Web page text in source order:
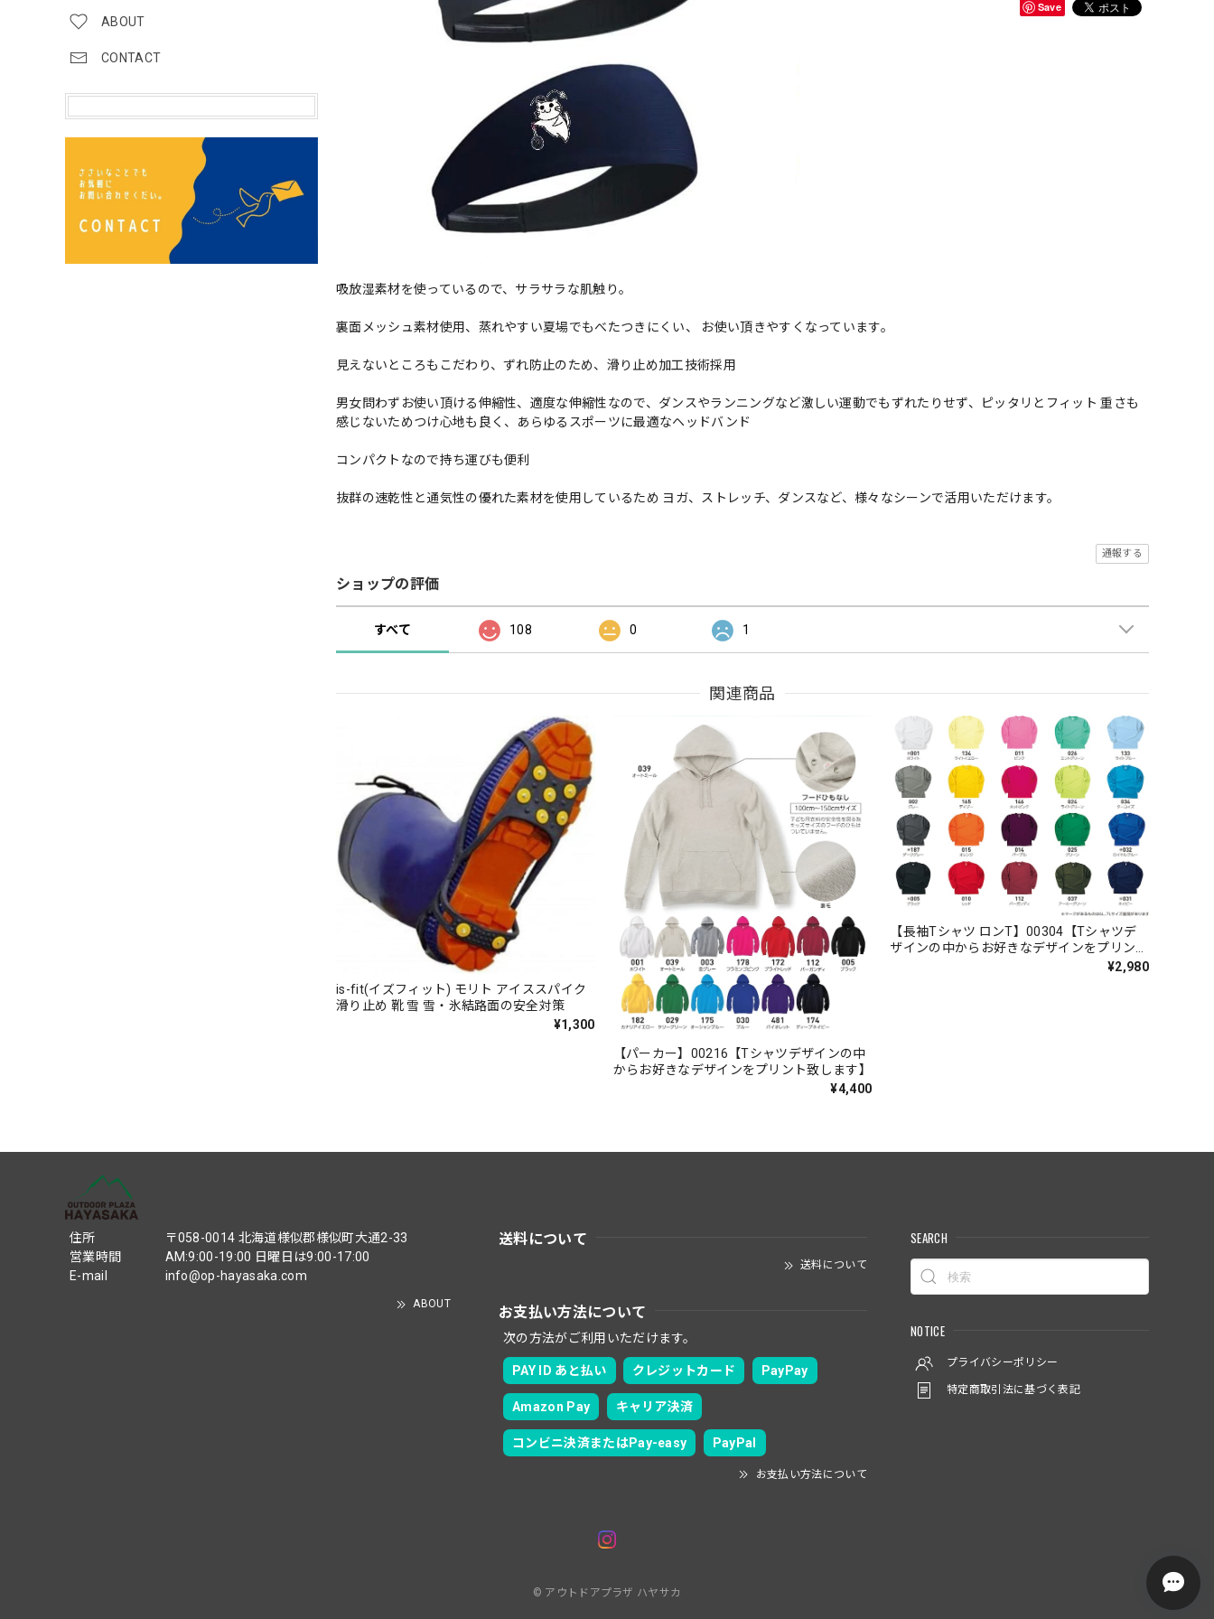
ABOUT
CONTACT
Save
吸放湿素材を使っているので、サラサラな肌触り。
裏面メッシュ素材使用、蒸れやすい夏場でもべたつきにくい、 お使い頂きやすくなっています。
見えないところもこだわり、ずれ防止のため、滑り止め加工技術採用
男女問わずお使い頂ける伸縮性、適度な伸縮性なので、ダンスやランニングなど激しい運動でもずれたりせず、ピッタリとフィット 重さも
感じないためつけ心地も良く、あらゆるスポーツに最適なヘッドバンド
コンパクトなので持ち運びも便利
抜群の速乾性と通気性の優れた素材を使用しているため ヨガ、ストレッチ、ダンスなど、様々なシーンで活用いただけます。
通報する
ショップの評価
すべて 108 0 1
関連商品
is-fit(イズフィット) モリト アイススパイク
滑り止め 靴 雪 雪・氷結路面の安全対策
¥1,300
【パーカー】00216【Tシャツデザインの中
からお好きなデザインをプリント致します】
¥4,400
【長袖Tシャツ ロンT】00304【Tシャツデ
ザインの中からお好きなデザインをプリント
¥2,980
住所
〒058-0014 北海道様似郡様似町大通2-33
営業時間
AM:9:00-19:00 日曜日は9:00-17:00
E-mail
info@op-hayasaka.com
ABOUT
送料について
送料について
お支払い方法について
次の方法がご利用いただけます。
PAY ID あと払い クレジットカード PayPay
Amazon Pay キャリア決済
コンビニ決済またはPay-easy PayPal
お支払い方法について
SEARCH
NOTICE
プライバシーポリシー
特定商取引法に基づく表記
© アウトドアプラザ ハヤサカ